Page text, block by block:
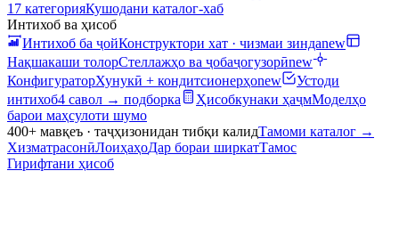
17 категорияКушодани каталог-хаб
Интихоб ва ҳисоб
Интихоб ба ҷойКонструктори хат · чизмаи зиндаnew
Нақшакаши толорСтеллажҳо ва ҷобаҷогузорӣnew
КонфигураторХунукӣ + кондитсионерҳоnew
Устоди
интихоб4 савол → подборка Ҳисобкунаки ҳаҷмМоделҳо
барои маҳсулоти шумо
400+ мавқеъ · таҷҳизонидан тибқи калидТамоми каталог →
ХизматрасонӣЛоиҳаҳоДар бораи ширкатТамос
Гирифтани ҳисоб